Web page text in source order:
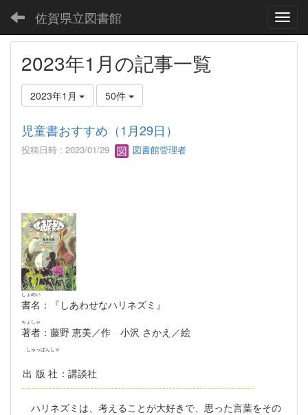
佐賀県立図書館
2023年1月の記事一覧
2023年1月 50件
児童書おすすめ（1月29日）
投稿日時 : 2023/01/29 図書館管理者
書名
しょめい
：『しあわせなハリネズミ』
著者
ちょしゃ
：藤野 恵美／作 小沢 さかえ／絵
出版社
しゅっぱんしゃ
：講談社
--------------------------------------------------------------------
ハリネズミは、考えることが大好きで、思った言葉をその